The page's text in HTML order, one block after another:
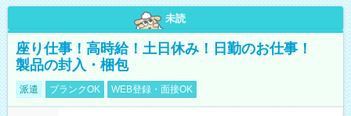
未読
座り仕事！高時給！土日休み！日勤のお仕事！
製品の封入・梱包
派遣 ブランクOK WEB登録・面接OK